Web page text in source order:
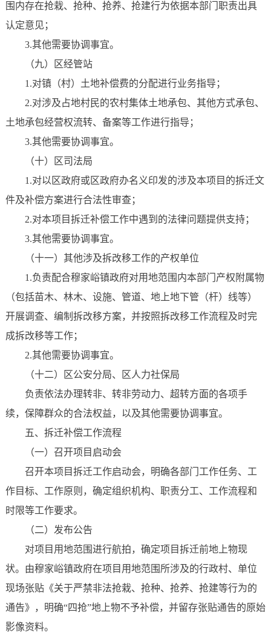
围内存在抢栽、抢种、抢养、抢建行为依据本部门职责出具
认定意见；
3.其他需要协调事宜。
（九）区经管站
1.对镇（村）土地补偿费的分配进行业务指导；
2.对涉及占地村民的农村集体土地承包、其他方式承包、
土地承包经营权流转、备案等工作进行指导；
3.其他需要协调事宜。
（十）区司法局
1.对以区政府或区政府办名义印发的涉及本项目的拆迁文
件及补偿方案进行合法性审查；
2.对本项目拆迁补偿工作中遇到的法律问题提供支持；
3.其他需要协调事宜。
（十一）其他涉及拆改移工作的产权单位
1.负责配合穆家峪镇政府对用地范围内本部门产权附属物
（包括苗木、林木、设施、管道、地上地下管（杆）线等）
开展调查、编制拆改移方案，并按照拆改移工作流程及时完
成拆改移等工作；
2.其他需要协调事宜。
（十二）区公安分局、区人力社保局
负责依法办理转非、转非劳动力、超转方面的各项手
续，保障群众的合法权益，以及其他需要协调事宜。
五、拆迁补偿工作流程
（一）召开项目启动会
召开本项目拆迁工作启动会，明确各部门工作任务、工
作目标、工作原则，确定组织机构、职责分工、工作流程和
时限等工作要求。
（二）发布公告
对项目用地范围进行航拍，确定项目拆迁前地上物现
状。由穆家峪镇政府在项目用地范围所涉及的行政村、单位
现场张贴《关于严禁非法抢栽、抢种、抢养、抢建等行为的
通告》，明确“四抢”地上物不予补偿，并留存张贴通告的原始
影像资料。